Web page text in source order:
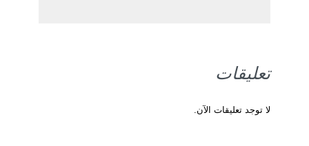
تعليقات
لا توجد تعليقات الآن.